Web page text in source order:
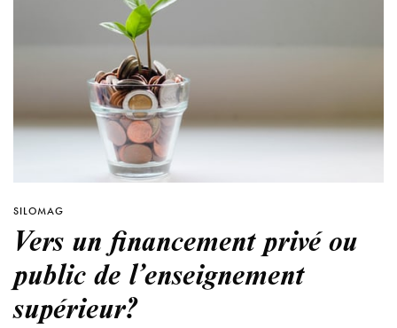
SILOMAG
Vers un financement privé ou
public de l’enseignement
supérieur?